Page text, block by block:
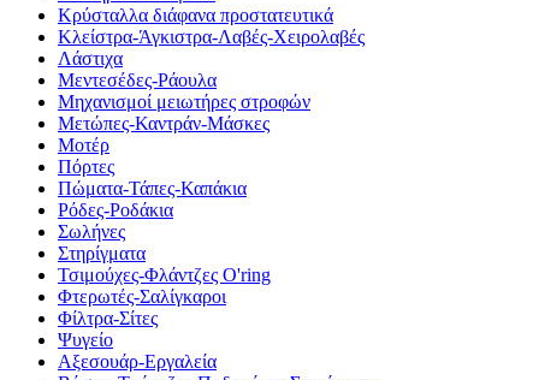
Κρύσταλλα διάφανα προστατευτικά
Κλείστρα-Άγκιστρα-Λαβές-Χειρολαβές
Λάστιχα
Μεντεσέδες-Ράουλα
Μηχανισμοί μειωτήρες στροφών
Μετώπες-Καντράν-Μάσκες
Μοτέρ
Πόρτες
Πώματα-Τάπες-Καπάκια
Ρόδες-Ροδάκια
Σωλήνες
Στηρίγματα
Τσιμούχες-Φλάντζες O'ring
Φτερωτές-Σαλίγκαροι
Φίλτρα-Σίτες
Ψυγείο
Αξεσουάρ-Εργαλεία